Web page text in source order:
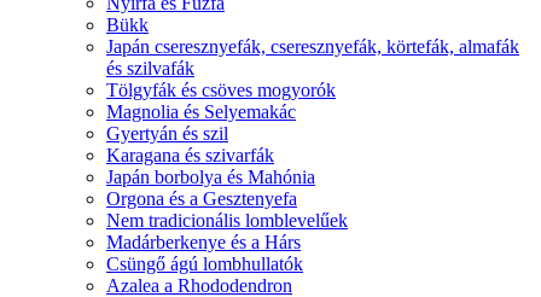
Bükk
Japán cseresznyefák, cseresznyefák, körtefák, almafák
és szilvafák
Tölgyfák és csöves mogyorók
Magnolia és Selyemakác
Gyertyán és szil
Karagana és szivarfák
Japán borbolya és Mahónia
Orgona és a Gesztenyefa
Nem tradicionális lomblevelűek
Madárberkenye és a Hárs
Csüngő ágú lombhullatók
Azalea a Rhododendron